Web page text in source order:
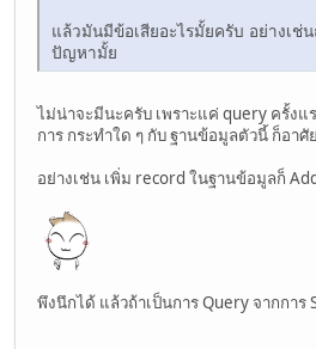
$rows =
echo "Found $rows<br>";
แล้วมันมีข้อเสียอะไรมั้ยครับ อย่างเช่
ปัญหามั้ย
ไม่น่าจะมีนะครับ เพราะแค่ query ครั้ง
การ กระทำใด ๆ กับ ฐานข้อมูลตัวนี้ ก็อา
อย่างเช่น เพิ่ม record ในฐานข้อมูลก็
พึงนึกได้ แล้วถ้าเป็นการ Query จากการ